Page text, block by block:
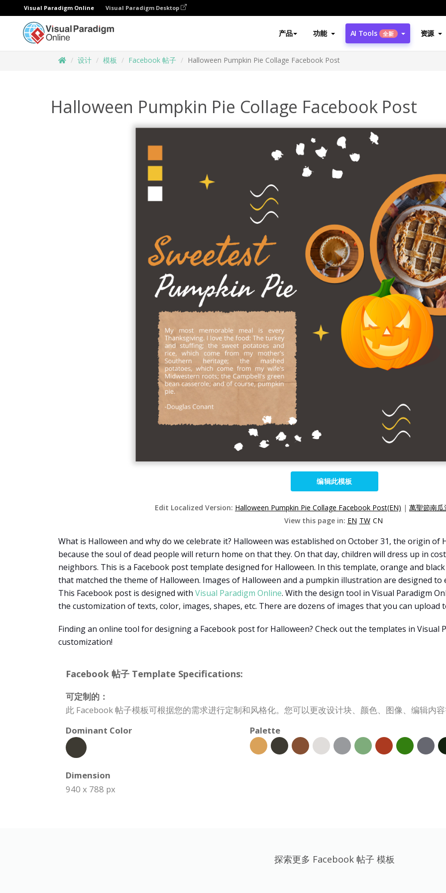
Visual Paradigm Online Visual Paradigm Desktop
产品 功能 AI Tools 全新 资源
设计 模板 Facebook 帖子 Halloween Pumpkin Pie Collage Facebook Post
Halloween Pumpkin Pie Collage Facebook Post
编辑此模板
Edit Localized Version: Halloween Pumpkin Pie Collage Facebook Post(EN) | 萬聖節南
View this page in: EN TW CN
What is Halloween and why do we celebrate it? Halloween was established on October 31, the origin
because the soul of dead people will return home on that they. On that day, children will dress up in
neighbors. This is a Facebook post template designed for Halloween. In this template, orange and
that matched the theme of Halloween. Images of Halloween and a pumpkin illustration are designed
This Facebook post is designed with Visual Paradigm Online. With the design tool in Visual Paradigm
the customization of texts, color, images, shapes, etc. There are dozens of images that you can upload
Finding an online tool for designing a Facebook post for Halloween? Check out the templates in Visual
customization!
Facebook 帖子 Template Specifications:
可定制的：
此 Facebook 帖子模板可根据您的需求进行定制和风格化。您可以更改设计块、颜色、图像、编辑内
Dominant Color
Palette
Dimension
940 x 788 px
探索更多 Facebook 帖子 模板